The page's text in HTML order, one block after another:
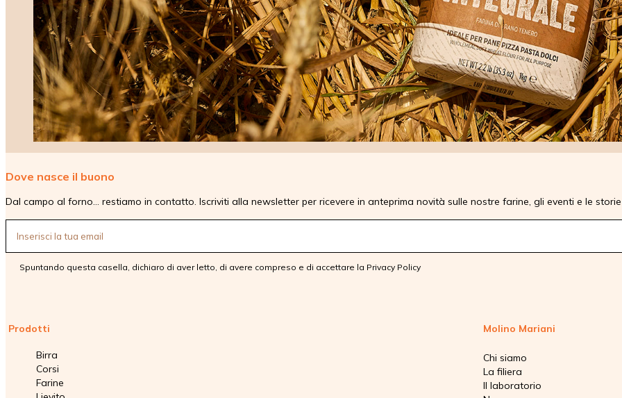
Prodotti
Birra
Corsi
Farine
Molino Mariani
Chi siamo
La filiera
Il laboratorio
Dove nasce il buono
Dal campo al forno… restiamo in contatto. Iscriviti alla newsletter per ricevere in anteprima novità sulle nostre farine, gli eventi e le
Spuntando questa casella, dichiaro di aver letto, di avere compreso e di accettare la Privacy Policy